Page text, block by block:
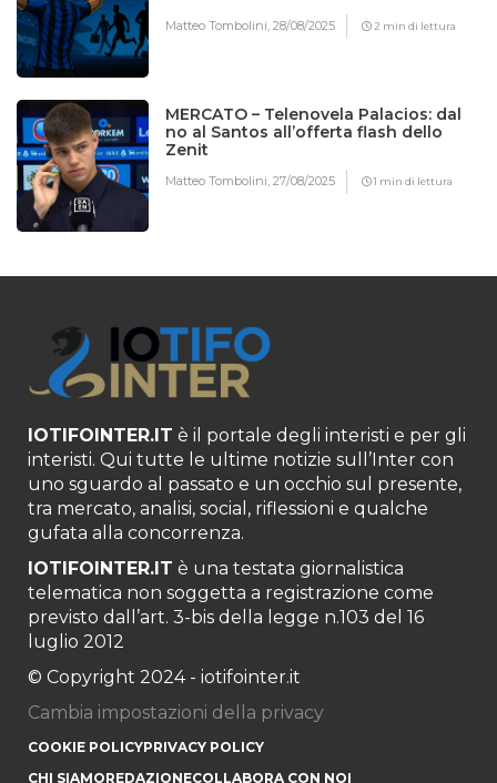
Matteo Tombolini,28/08/2025 2 min di lettura
MERCATO – Telenovela Palacios: dal
no al Santos all’offerta flash dello
Zenit
Matteo Tombolini,27/08/2025 1 min di lettura
IOTIFOINTER.IT è il portale degli interisti e per gli
interisti. Qui tutte le ultime notizie sull’Inter con
uno sguardo al passato e un occhio sul presente,
tra mercato, analisi, social, riflessioni e qualche
gufata alla concorrenza.
IOTIFOINTER.IT è una testata giornalistica
telematica non soggetta a registrazione come
previsto dall’art. 3-bis della legge n.103 del 16
luglio 2012
© Copyright 2024 - iotifointer.it
Cambia impostazioni della privacy
COOKIE POLICYPRIVACY POLICY
CHI SIAMOREDAZIONECOLLABORA CON NOI